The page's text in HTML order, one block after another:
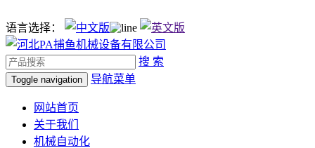
语言选择：
搜 索
Toggle navigation 导航菜单
网站首页
关于我们
机械自动化